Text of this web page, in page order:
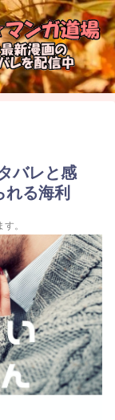
バレと感
る海利
。